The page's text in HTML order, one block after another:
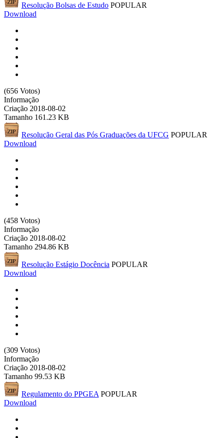
Resolução Bolsas de Estudo POPULAR
Download
(656 Votos)
Informação
Criação 2018-08-02
Tamanho 161.23 KB
Resolução Geral das Pós Graduações da UFCG POPULAR
Download
(458 Votos)
Informação
Criação 2018-08-02
Tamanho 294.86 KB
Resolução Estágio Docência POPULAR
Download
(309 Votos)
Informação
Criação 2018-08-02
Tamanho 99.53 KB
Regulamento do PPGEA POPULAR
Download